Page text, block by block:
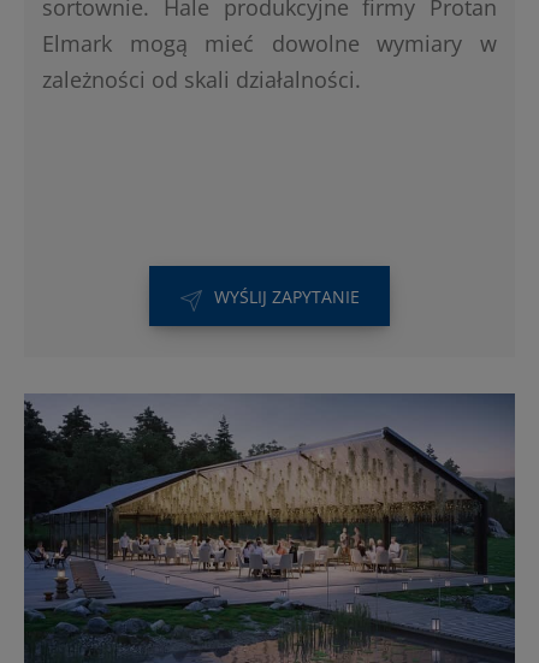
sortownie. Hale produkcyjne firmy Protan
Elmark mogą mieć dowolne wymiary w
zależności od skali działalności.
WYŚLIJ ZAPYTANIE